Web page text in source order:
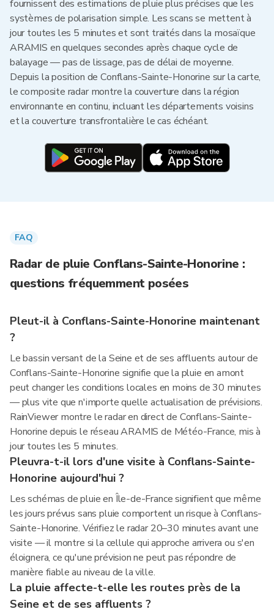
fournissent des estimations de pluie plus précises que les
systèmes de polarisation simple. Les scans se mettent à
jour toutes les 5 minutes et sont traités dans la mosaïque
ARAMIS en quelques secondes après chaque cycle de
balayage — pas de lissage, pas de délai de moyenne.
Depuis la position de Conflans-Sainte-Honorine sur la carte,
le composite radar montre la couverture dans la région
environnante en continu, incluant les départements voisins
et la couverture transfrontalière le cas échéant.
FAQ
Radar de pluie Conflans-Sainte-Honorine :
questions fréquemment posées
Pleut-il à Conflans-Sainte-Honorine maintenant
?
Le bassin versant de la Seine et de ses affluents autour de
Conflans-Sainte-Honorine signifie que la pluie en amont
peut changer les conditions locales en moins de 30 minutes
— plus vite que n'importe quelle actualisation de prévisions.
RainViewer montre le radar en direct de Conflans-Sainte-
Honorine depuis le réseau ARAMIS de Météo-France, mis à
jour toutes les 5 minutes.
Pleuvra-t-il lors d'une visite à Conflans-Sainte-
Honorine aujourd'hui ?
Les schémas de pluie en Île-de-France signifient que même
les jours prévus sans pluie comportent un risque à Conflans-
Sainte-Honorine. Vérifiez le radar 20–30 minutes avant une
visite — il montre si la cellule qui approche arrivera ou s'en
éloignera, ce qu'une prévision ne peut pas répondre de
manière fiable au niveau de la ville.
La pluie affecte-t-elle les routes près de la
Seine et de ses affluents ?